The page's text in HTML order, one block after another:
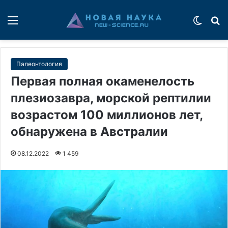
Палеонтология
Первая полная окаменелость
плезиозавра, морской рептилии
возрастом 100 миллионов лет,
обнаружена в Австралии
08.12.2022 1 459